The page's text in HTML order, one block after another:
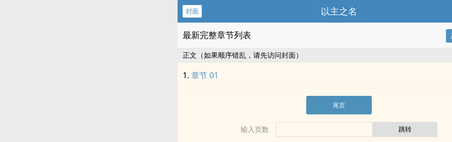
封面 以主之名
最新完整章节列表
正文（如果顺序错乱，请先访问封面）
章节 01
尾页
输入页数